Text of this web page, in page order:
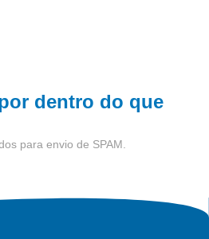
dentro do que
para envio de SPAM.